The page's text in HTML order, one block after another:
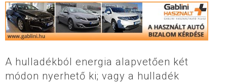
A hulladékból energia alapvetően két
módon nyerhető ki; vagy a hulladék